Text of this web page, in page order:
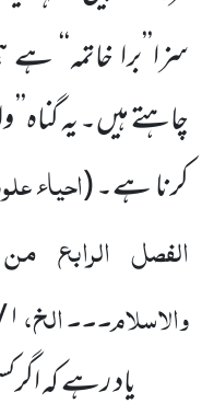
سزا’’برا
چاہتے ہیں۔ یہ
کرنا ہے۔(احیاء
الفصل الرابع
والاسلام۔۔۔ الخ،۱ / ۱۷۱
یاد رہے کہ